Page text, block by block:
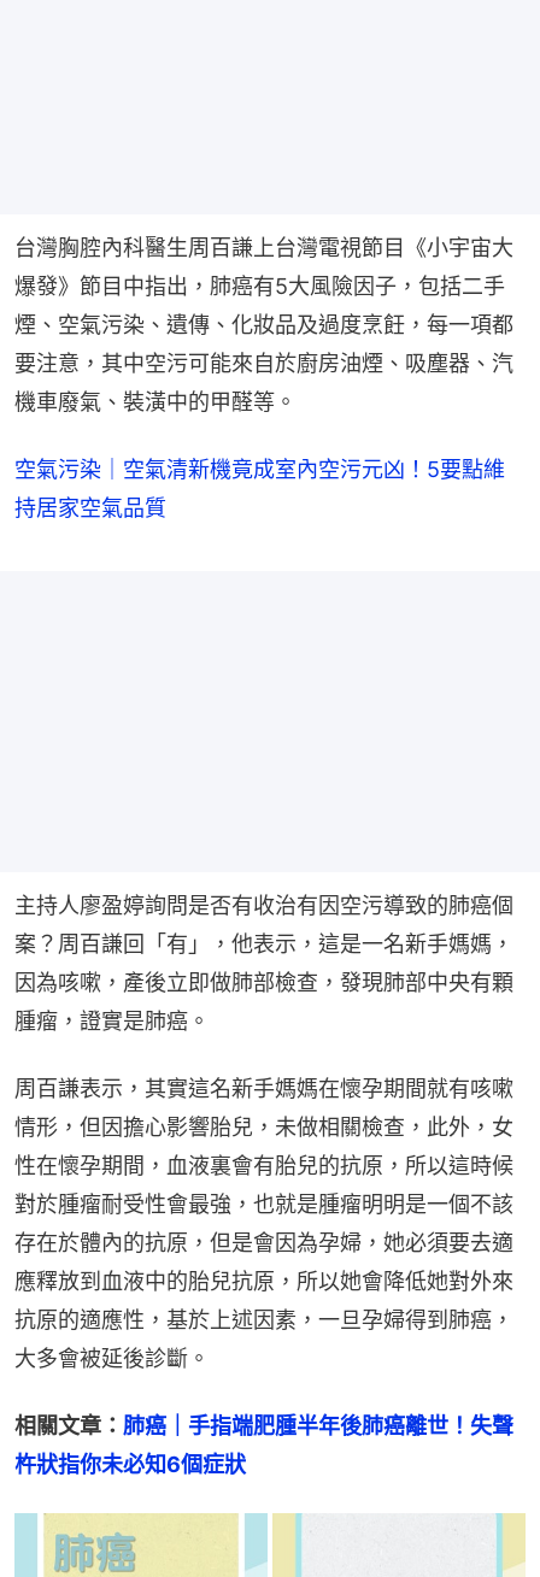
台灣胸腔內科醫生周百謙上台灣電視節目《小宇宙大
爆發》節目中指出，肺癌有5大風險因子，包括二手
煙、空氣污染、遺傳、化妝品及過度烹飪，每一項都
要注意，其中空污可能來自於廚房油煙、吸塵器、汽
機車廢氣、裝潢中的甲醛等。
空氣污染｜空氣清新機竟成室內空污元凶！5要點維
持居家空氣品質
主持人廖盈婷詢問是否有收治有因空污導致的肺癌個
案？周百謙回「有」，他表示，這是一名新手媽媽，
因為咳嗽，產後立即做肺部檢查，發現肺部中央有顆
腫瘤，證實是肺癌。
周百謙表示，其實這名新手媽媽在懷孕期間就有咳嗽
情形，但因擔心影響胎兒，未做相關檢查，此外，女
性在懷孕期間，血液裏會有胎兒的抗原，所以這時候
對於腫瘤耐受性會最強，也就是腫瘤明明是一個不該
存在於體內的抗原，但是會因為孕婦，她必須要去適
應釋放到血液中的胎兒抗原，所以她會降低她對外來
抗原的適應性，基於上述因素，一旦孕婦得到肺癌，
大多會被延後診斷。
相關文章： 肺癌｜手指端肥腫半年後肺癌離世！失聲
杵狀指你未必知6個症狀